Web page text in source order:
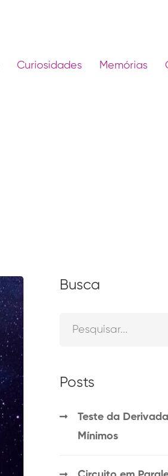
Curiosidades Memórias
Busca
Posts
Teste da
Mínimos